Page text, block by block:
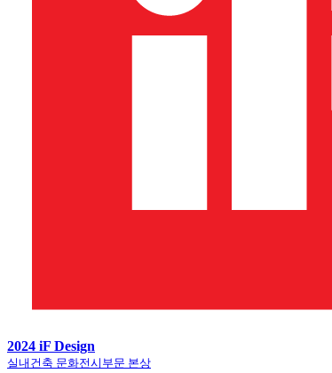
2024 iF Design
실내건축 문화전시부문 본상